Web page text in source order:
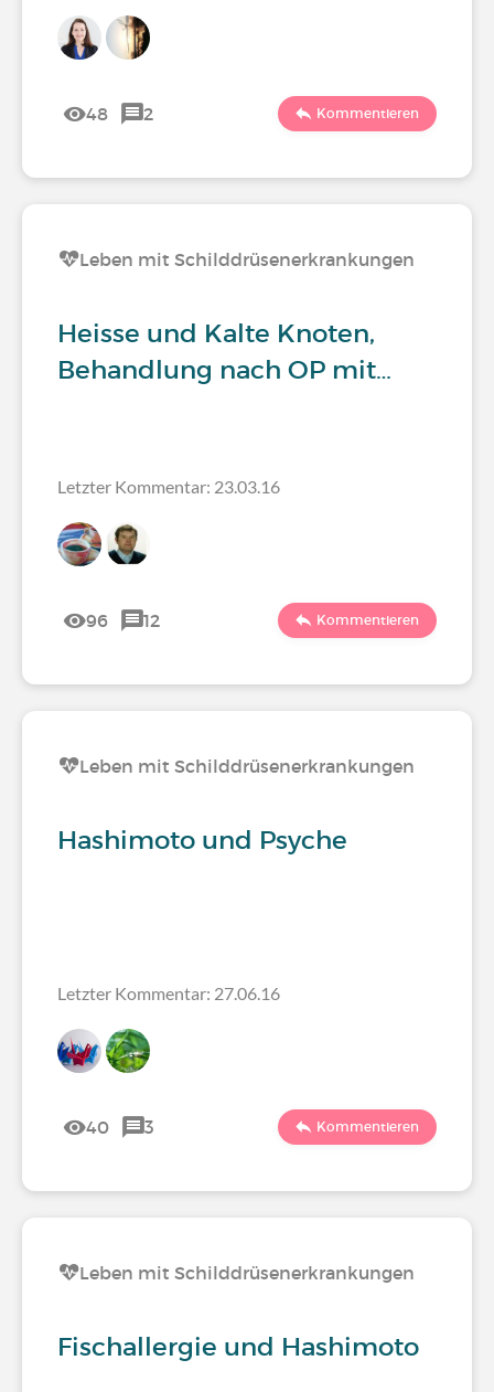
48 2 Kommentieren
Leben mit Schilddrüsenerkrankungen
Heisse und Kalte Knoten,
Behandlung nach OP mit…
Letzter Kommentar: 23.03.16
96 12 Kommentieren
Leben mit Schilddrüsenerkrankungen
Hashimoto und Psyche
Letzter Kommentar: 27.06.16
40 3 Kommentieren
Leben mit Schilddrüsenerkrankungen
Fischallergie und Hashimoto